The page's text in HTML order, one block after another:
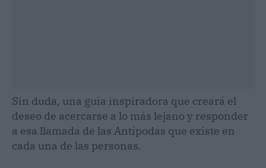
Sin duda, una guía inspiradora que creará el
deseo de acercarse a lo más lejano y responder
a esa llamada de las Antípodas que existe en
cada una de las personas.